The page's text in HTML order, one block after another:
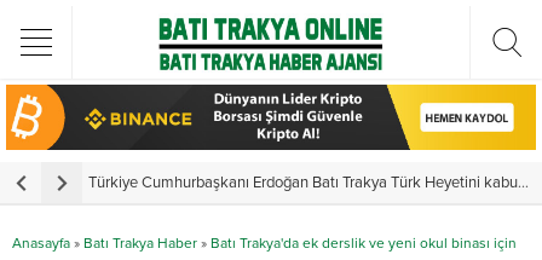
Türkiye Cumhurbaşkanı Erdoğan Batı Trakya Türk Heyetini kabul etti
Anasayfa » Batı Trakya Haber » Batı Trakya'da ek derslik ve yeni okul binası için